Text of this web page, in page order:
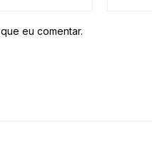
eu comentar.